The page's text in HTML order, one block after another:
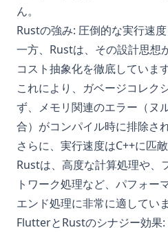
ん。
Rustの強み: 圧倒的な実行速
一方、Rustは、その設計思想
コスト抽象化を徹底しています
これにより、ガベージコレク
ず、メモリ関連のエラー（ヌ
合）がコンパイル時に排除され
さらに、実行速度はC++に匹
Rustは、高度な計算処理や、
トワーク処理など、パフォー
エンド処理に非常に適していま
FlutterとRustのシナジー効果